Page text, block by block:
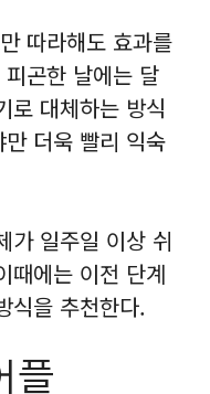
따라해도 효과를
곤한 날에는 달
로 대체하는 방식
더욱 빨리 익숙
가 일주일 이상 쉬
때에는 이전 단계
식을 추천한다.
플